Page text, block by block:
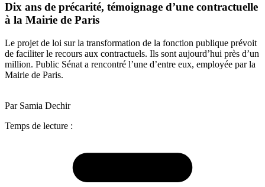
Dix ans de précarité, témoignage d’une contractuelle
à la Mairie de Paris
Le projet de loi sur la transformation de la fonction publique prévoit
de faciliter le recours aux contractuels. Ils sont aujourd’hui près d’un
million. Public Sénat a rencontré l’une d’entre eux, employée par la
Mairie de Paris.
Par Samia Dechir
Temps de lecture :